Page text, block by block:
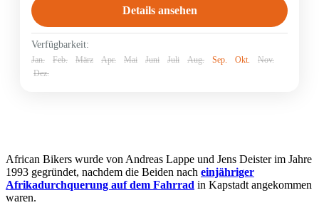
Details ansehen
Verfügbarkeit:
Jan. Feb. März Apr. Mai Juni Juli Aug. Sep. Okt.
Nov.
Dez.
African Bikers wurde von Andreas Lappe und Jens Deister im Jahre
1993 gegründet, nachdem die Beiden nach einjähriger
Afrikadurchquerung auf dem Fahrrad in Kapstadt angekommen
waren.